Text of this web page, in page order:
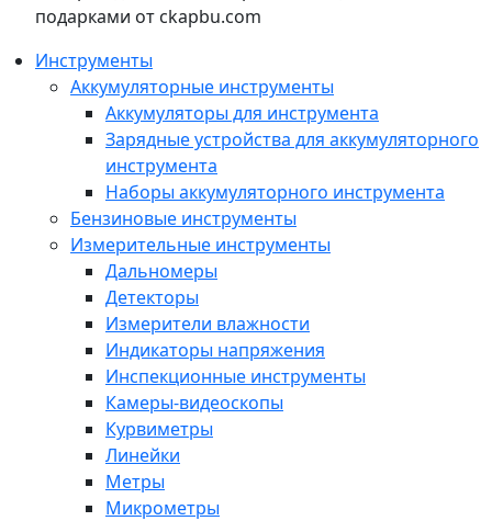
подарками от ckapbu.com
Инструменты
Аккумуляторные инструменты
Аккумуляторы для инструмента
Зарядные устройства для аккумуляторного
инструмента
Наборы аккумуляторного инструмента
Бензиновые инструменты
Измерительные инструменты
Дальномеры
Детекторы
Измерители влажности
Индикаторы напряжения
Инспекционные инструменты
Камеры-видеоскопы
Курвиметры
Линейки
Метры
Микрометры